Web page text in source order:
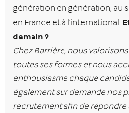
génération en génération, au
en France et à l’international.
demain ?
Chez Barrière, nous
toutes ses formes et nous
enthousiasme chaque
également sur demande nos
recrutement afin de répondre